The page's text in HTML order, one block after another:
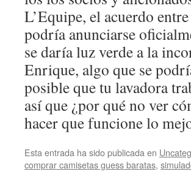
L’Equipe, el acuerdo
podría anunciarse
se daría luz verde a la
Enrique, algo que se
posible que tu lavadora
así que ¿por qué no ver
hacer que funcione lo
Esta entrada ha sido publicada en
comprar camisetas guess baratas,